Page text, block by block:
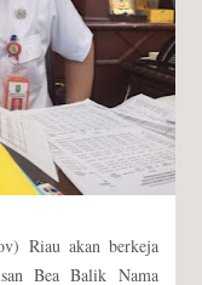
Riau akan berkeja
Bea Balik Nama